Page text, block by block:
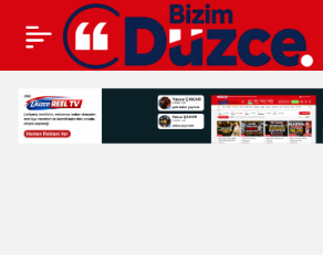
DÜZCE
BELEDİYESİ’NDEN ARSA